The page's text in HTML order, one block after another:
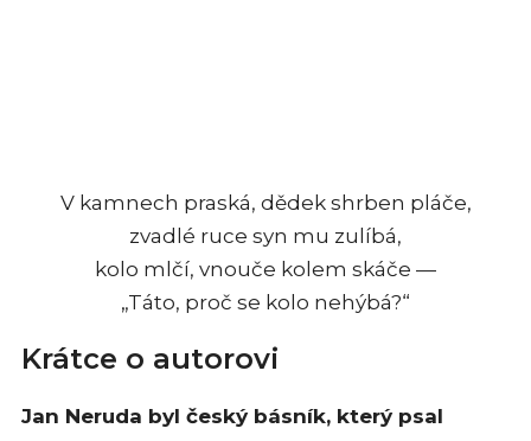
V kamnech praská, dědek shrben pláče,
zvadlé ruce syn mu zulíbá,
kolo mlčí, vnouče kolem skáče —
„Táto, proč se kolo nehýbá?“
Krátce o autorovi
Jan Neruda byl český básník, který psal